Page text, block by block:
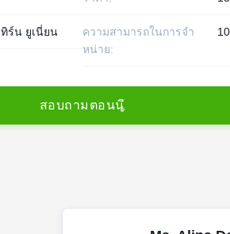
ทิร์น ยูเนี่ยน
ความสามารถในการจํา
หน่าย:
สอบถาม ตอนน